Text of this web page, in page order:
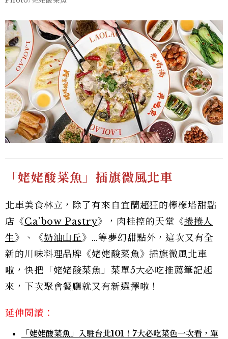
「姥姥酸菜魚」插旗微風北車
北車美食林立，除了有來自宜蘭超狂的檸檬塔甜點
店《Ca’bow Pastry》，肉桂控的天堂《捲捲人
生》、《奶油山丘》…等夢幻甜點外，這次又有全
新的川味料理品牌《姥姥酸菜魚》插旗微風北車
啦，快把「姥姥酸菜魚」菜單5大必吃推薦筆記起
來，下次聚會餐廳就又有新選擇啦！
延伸閱讀：
「姥姥酸菜魚」入駐台北101！7大必吃菜色一次看，單